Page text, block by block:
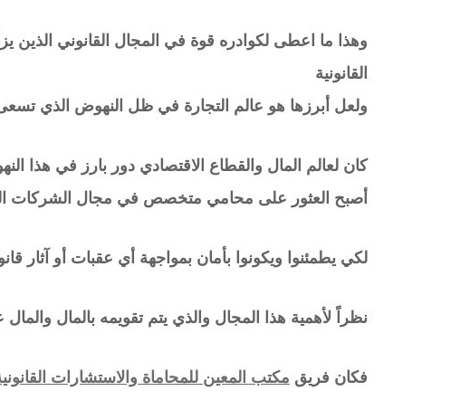
وهذا ما اعطى لكوادره قوة في المجال القانوني الذين
القانونية
ولعل أبرزها هو عالم التجارة في ظل النهوض الذي تسعى إليه
كان لعالم المال والقطاع الاقتصادي دور بارز في هذا
أصبح العثور على محامي متخصص في مجال الشركات
لكي يطمئنوا ويكونوا بأمان بمواجهة أي عقبات أو آثار
نظراً لأهمية هذا المجال والذي يتم تقويمه بالمال
فكان فريق مكتب المعين للمحاماة والاستشارات